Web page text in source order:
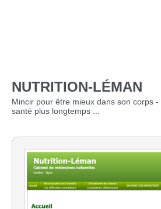
NUTRITION-LÉMAN
Mincir pour être mieux dans son corps
santé plus longtemps ...